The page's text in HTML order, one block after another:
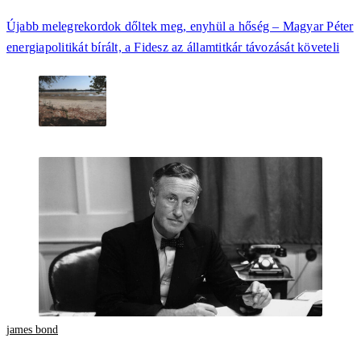
Újabb melegrekordok dőltek meg, enyhül a hőség – Magyar Péter
energiapolitikát bírált, a Fidesz az államtitkár távozását követeli
james bond